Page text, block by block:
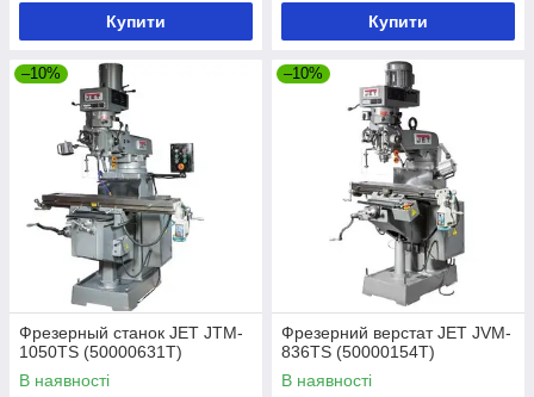
Купити Купити
–10%
Фрезерный станок JET JTM-
1050TS (50000631T)
В наявності
–10%
Фрезерний верстат JET JVM-
836TS (50000154T)
В наявності